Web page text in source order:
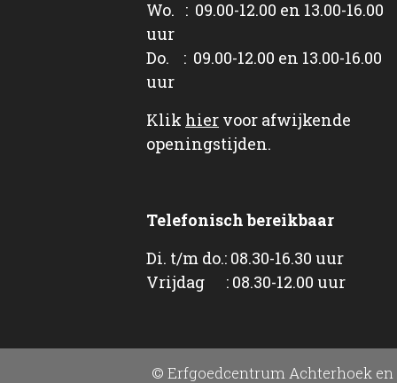
Wo. : 09.00-12.00 en 13.00-16.00
uur
Do. : 09.00-12.00 en 13.00-16.00
uur
Klik hier voor afwijkende
openingstijden.
Telefonisch bereikbaar
Di. t/m do.: 08.30-16.30 uur
Vrijdag : 08.30-12.00 uur
© Erfgoedcentrum Achterhoek en